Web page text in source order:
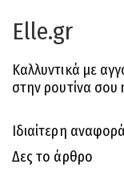
Elle.gr
Καλλυντικά με
στην ρουτίνα
Ιδιαίτερη
Δες το άρθρο